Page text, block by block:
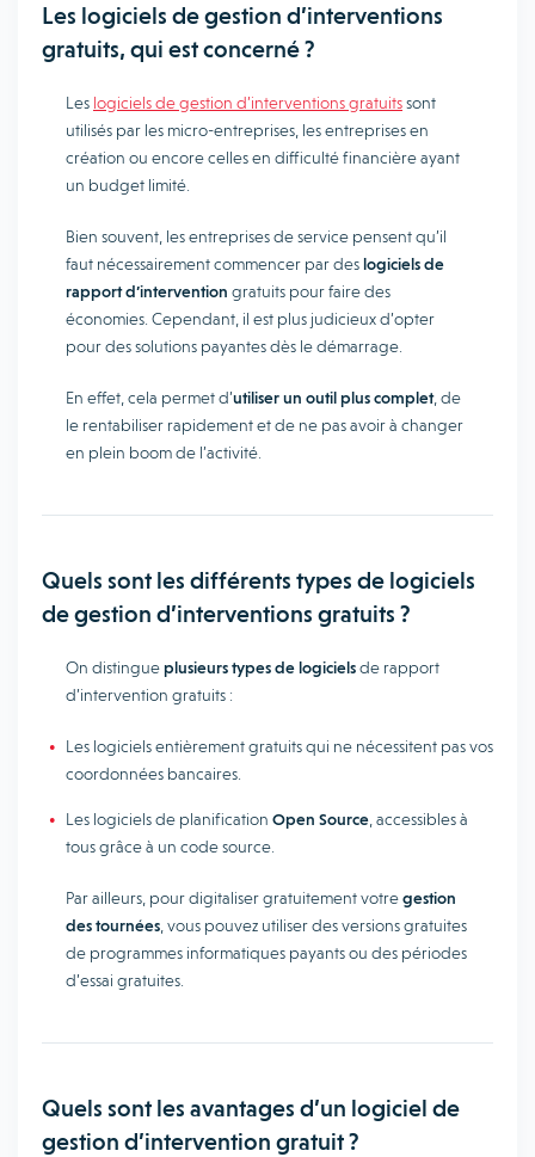
Les logiciels de gestion d’interventions
gratuits, qui est concerné ?
Les logiciels de gestion d’interventions gratuitssont
utilisés par les micro-entreprises, les entreprises en
création ou encore celles en difficulté financière ayant
un budget limité.
Bien souvent, les entreprises de service pensent qu’il
faut nécessairement commencer par deslogiciels de
rapport d’intervention gratuits pour faire des
économies. Cependant, il est plus judicieux d’opter
pour des solutions payantes dès le démarrage.
En effet, cela permet d’utiliser un outil plus complet, de
le rentabiliser rapidement et de ne pas avoir à changer
en plein boom de l’activité.
Quels sont les différents types de logiciels
de gestion d’interventions gratuits ?
On distingueplusieurs types de logicielsde rapport
d’intervention gratuits :
Les logiciels entièrement gratuits qui ne nécessitent pas vos
coordonnées bancaires.
Les logiciels de planification Open Source , accessibles à
tous grâce à un code source.
Par ailleurs, pour digitaliser gratuitement votregestion
des tournées , vous pouvez utiliser des versions gratuites
de programmes informatiques payants ou des périodes
d’essai gratuites.
Quels sont les avantages d’un logiciel de
gestion d’intervention gratuit ?